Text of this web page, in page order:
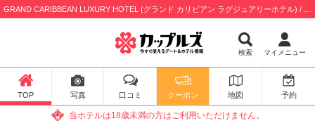
検索 マイメニュー
TOP 写真 口コミ クーポン 地図 予約
当ホテルは18歳未満の方はご利用いただけません。